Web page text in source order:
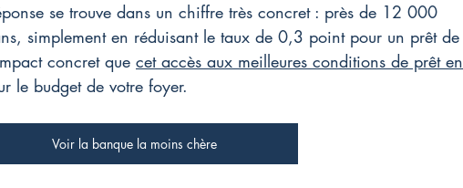
se trouve dans un chiffre très concret : près de 12 000
simplement en réduisant le taux de 0,3 point pour un prêt de
concret que cet accès aux meilleures conditions de prêt en
le budget de votre foyer.
Voir la banque la moins chère